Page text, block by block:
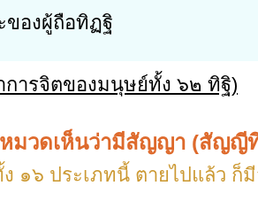
ของผู้ถือทิฏฐิ
การจิตของมนุษย์ทั้ง ๖๒ ทิฐิ)
มวดเห็นว่ามีสัญญา (สัญญี
๑๖ ประเภทนี้ ตายไปแล้ว